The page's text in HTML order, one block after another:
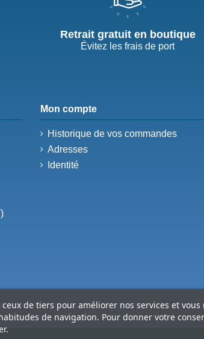
Retrait gratuit en boutique
Évitez les frais de port
Mon compte
Historique de vos commandes
Adresses
Identité
de tiers pour améliorer nos services et
de navigation. Pour donner votre